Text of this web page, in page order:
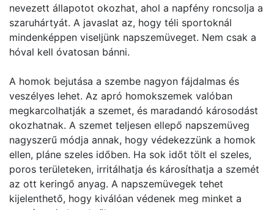
nevezett állapotot okozhat, ahol a napfény roncsolja a
szaruhártyát. A javaslat az, hogy téli sportoknál
mindenképpen viseljünk napszemüveget. Nem csak a
hóval kell óvatosan bánni.
A homok bejutása a szembe nagyon fájdalmas és
veszélyes lehet. Az apró homokszemek valóban
megkarcolhatják a szemet, és maradandó károsodást
okozhatnak. A szemet teljesen ellepő napszemüveg
nagyszerű módja annak, hogy védekezzünk a homok
ellen, pláne szeles időben. Ha sok időt tölt el szeles,
poros területeken, irritálhatja és károsíthatja a szemét
az ott keringő anyag. A napszemüvegek tehet
kijelenthető, hogy kiválóan védenek meg minket a